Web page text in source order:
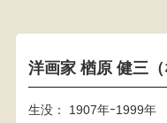
洋画家 楢原 健三（
生没： 1907年ｰ1999年